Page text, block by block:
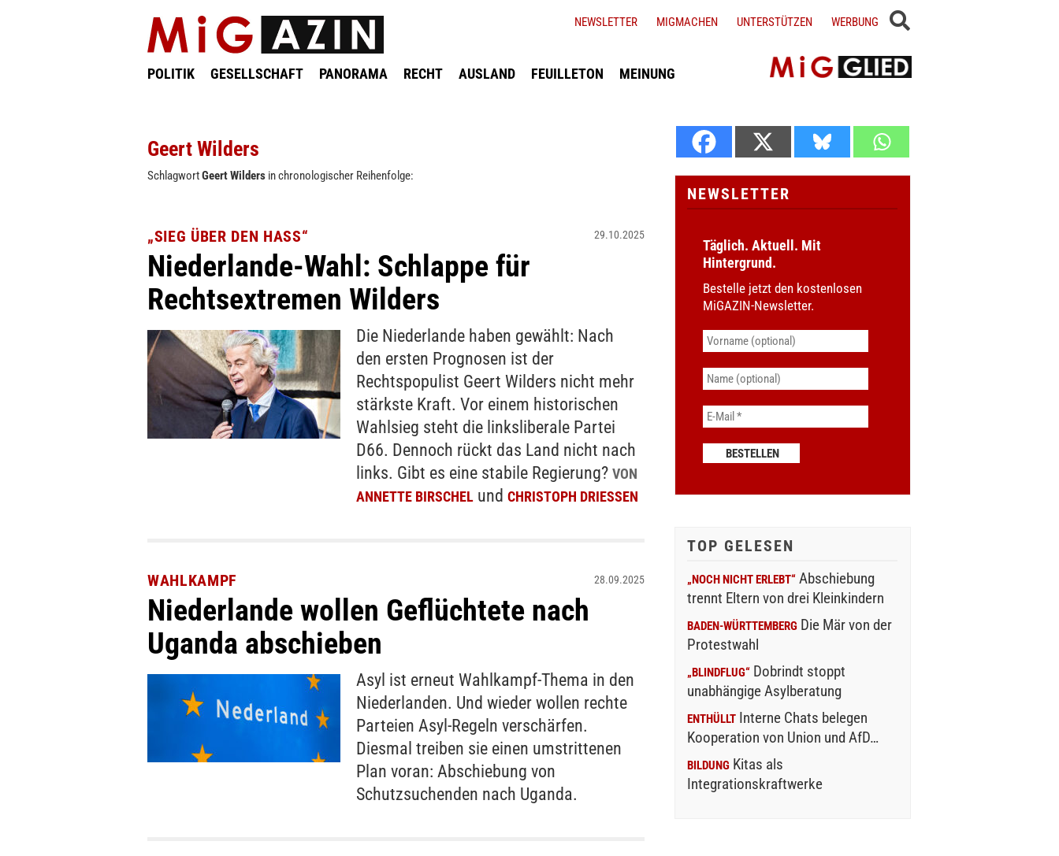
POLITIK GESELLSCHAFT PANORAMA RECHT AUSLAND FEUILLETON MEINUNG
NEWSLETTER MIGMACHEN UNTERSTÜTZEN WERBUNG
Geert Wilders
SchlagwortGeert Wilders in chronologischer Reihenfolge:
„SIEG ÜBER DEN HASS“
Niederlande-Wahl: Schlappe für
Rechtsextremen Wilders
29.10.2025
Die Niederlande haben gewählt: Nach
den ersten Prognosen ist der
Rechtspopulist Geert Wilders nicht mehr
stärkste Kraft. Vor einem historischen
Wahlsieg steht die linksliberale Partei
D66. Dennoch rückt das Land nicht nach
links. Gibt es eine stabile Regierung? VON
ANNETTE BIRSCHEL und CHRISTOPH DRIESSEN
WAHLKAMPF
Niederlande wollen Geflüchtete nach
Uganda abschieben
28.09.2025
Asyl ist erneut Wahlkampf-Thema in den
Niederlanden. Und wieder wollen rechte
Parteien Asyl-Regeln verschärfen.
Diesmal treiben sie einen umstrittenen
Plan voran: Abschiebung von
Schutzsuchenden nach Uganda.
NEWSLETTER
Täglich. Aktuell. Mit
Hintergrund.
Bestelle jetzt den kostenlosen
MiGAZIN-Newsletter.
TOP GELESEN
„NOCH NICHT ERLEBT“ Abschiebung
trennt Eltern von drei Kleinkindern
BADEN-WÜRTTEMBERG Die Mär von der
Protestwahl
„BLINDFLUG“ Dobrindt stoppt
unabhängige Asylberatung
ENTHÜLLT Interne Chats belegen
Kooperation von Union und AfD…
BILDUNG Kitas als
Integrationskraftwerke